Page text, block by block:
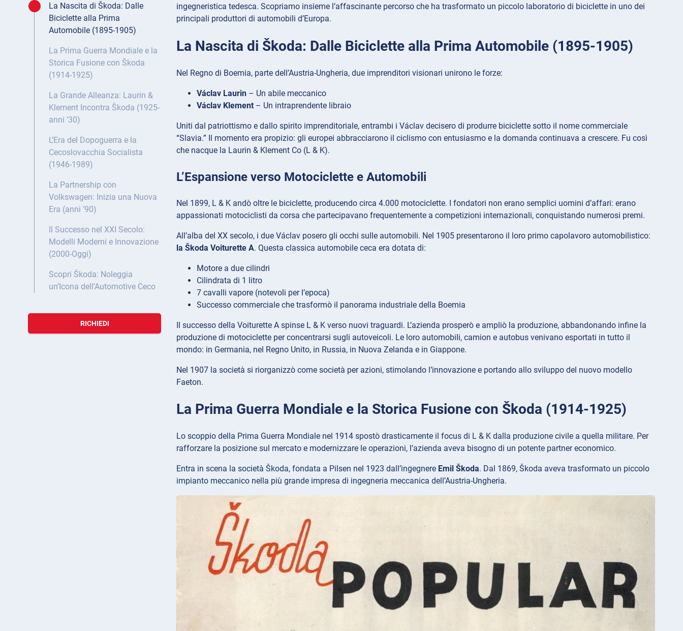
La Nascita di Škoda: Dalle
Biciclette alla Prima
Automobile (1895-1905)
La Prima Guerra Mondiale e la
Storica Fusione con Škoda
(1914-1925)
La Grande Alleanza: Laurin &
Klement Incontra Škoda (1925-
anni ’30)
L’Era del Dopoguerra e la
Cecoslovacchia Socialista
(1946-1989)
La Partnership con
Volkswagen: Inizia una Nuova
Era (anni ’90)
Il Successo nel XXI Secolo:
Modelli Moderni e Innovazione
(2000-Oggi)
Scopri Škoda: Noleggia
un’Icona dell’Automotive Ceco
RICHIEDI
ingegneristica tedesca. Scopriamo insieme l’affascinante percorso che ha trasformato un piccolo laboratorio di biciclette in uno dei
principali produttori di automobili d’Europa.
La Nascita di Škoda: Dalle Biciclette alla Prima Automobile (1895-1905)
Nel Regno di Boemia, parte dell’Austria-Ungheria, due imprenditori visionari unirono le forze:
Václav Laurin – Un abile meccanico
Václav Klement – Un intraprendente libraio
Uniti dal patriottismo e dallo spirito imprenditoriale, entrambi i Václav decisero di produrre biciclette sotto il nome commerciale
“Slavia.” Il momento era propizio: gli europei abbracciarono il ciclismo con entusiasmo e la domanda continuava a crescere. Fu così
che nacque la Laurin & Klement Co (L & K).
L’Espansione verso Motociclette e Automobili
Nel 1899, L & K andò oltre le biciclette, producendo circa 4.000 motociclette. I fondatori non erano semplici uomini d’affari: erano
appassionati motociclisti da corsa che partecipavano frequentemente a competizioni internazionali, conquistando numerosi premi.
All’alba del XX secolo, i due Václav posero gli occhi sulle automobili. Nel 1905 presentarono il loro primo capolavoro automobilistico:
la Škoda Voiturette A. Questa classica automobile ceca era dotata di:
Motore a due cilindri
Cilindrata di 1 litro
7 cavalli vapore (notevoli per l’epoca)
Successo commerciale che trasformò il panorama industriale della Boemia
Il successo della Voiturette A spinse L & K verso nuovi traguardi. L’azienda prosperò e ampliò la produzione, abbandonando infine la
produzione di motociclette per concentrarsi sugli autoveicoli. Le loro automobili, camion e autobus venivano esportati in tutto il
mondo: in Germania, nel Regno Unito, in Russia, in Nuova Zelanda e in Giappone.
Nel 1907 la società si riorganizzò come società per azioni, stimolando l’innovazione e portando allo sviluppo del nuovo modello
Faeton.
La Prima Guerra Mondiale e la Storica Fusione con Škoda (1914-1925)
Lo scoppio della Prima Guerra Mondiale nel 1914 spostò drasticamente il focus di L & K dalla produzione civile a quella militare. Per
rafforzare la posizione sul mercato e modernizzare le operazioni, l’azienda aveva bisogno di un potente partner economico.
Entra in scena la società Škoda, fondata a Pilsen nel 1923 dall’ingegnere Emil Škoda. Dal 1869, Škoda aveva trasformato un piccolo
impianto meccanico nella più grande impresa di ingegneria meccanica dell’Austria-Ungheria.